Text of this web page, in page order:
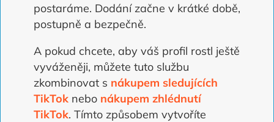
postaráme. Dodání začne v krátké době,
postupně a bezpečně.
A pokud chcete, aby váš profil rostl ještě
vyváženěji, můžete tuto službu
zkombinovat s nákupem sledujících
TikTok nebo nákupem zhlédnutí
TikTok. Tímto způsobem vytvoříte